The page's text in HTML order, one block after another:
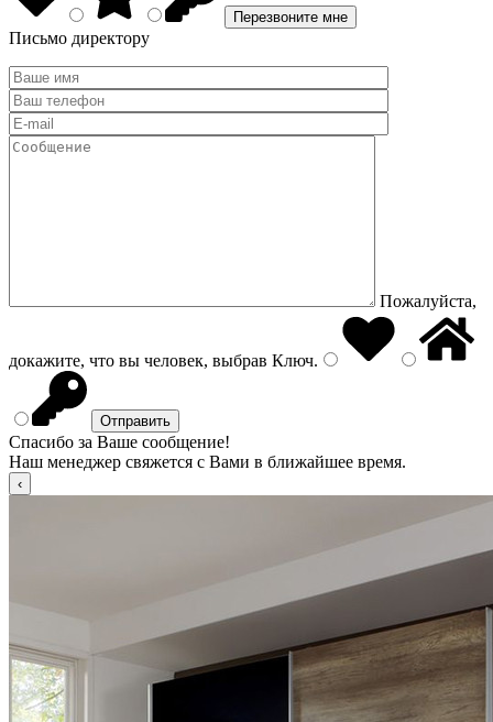
Письмо директору
Пожалуйста,
докажите, что вы человек, выбрав Ключ.
Спасибо за Ваше сообщение!
Наш менеджер свяжется с Вами в ближайшее время.